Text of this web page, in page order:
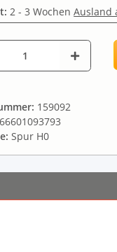
2 - 3 WochenAusland
159092
Spur H0